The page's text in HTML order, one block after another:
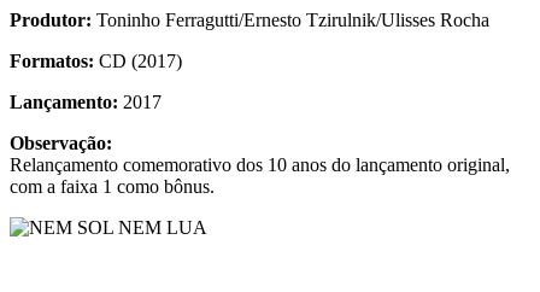
Produtor: Toninho Ferragutti/Ernesto Tzirulnik/Ulisses Rocha
Formatos: CD (2017)
Lançamento: 2017
Observação:
Relançamento comemorativo dos 10 anos do lançamento original,
com a faixa 1 como bônus.